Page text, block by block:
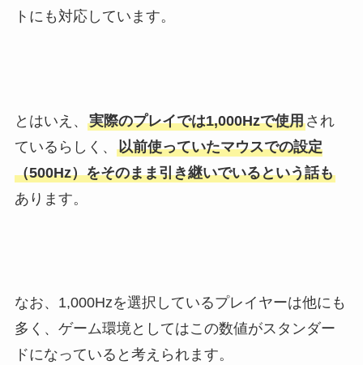
トにも対応しています。
とはいえ、 実際のプレイでは1,000Hzで使用され
ているらしく、 以前使っていたマウスでの設定
（500Hz）をそのまま引き継いでいるという話も
あります。
なお、1,000Hzを選択しているプレイヤーは他にも
多く、ゲーム環境としてはこの数値がスタンダー
ドになっていると考えられます。